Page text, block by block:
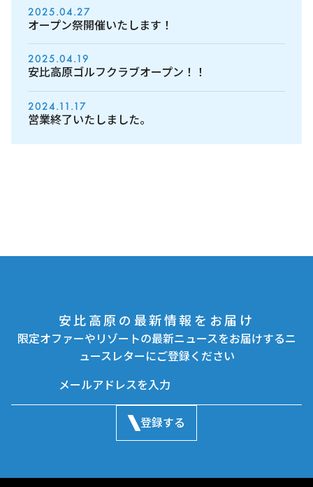
2025.04.27
オープン祭開催いたします！
2025.04.19
安比高原ゴルフクラブオープン！！
2024.11.17
営業終了いたしました。
安比高原の最新情報をお届け
限定オファーやリゾートの最新ニュースをお届けするニ
ュースレターにご登録ください
登録する